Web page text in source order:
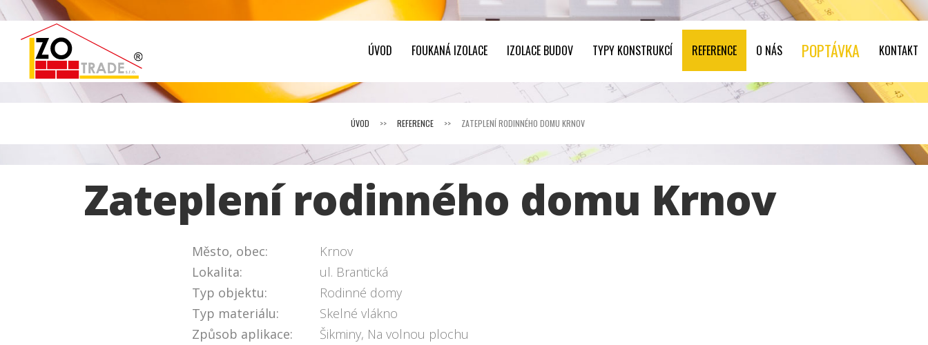
ÚVOD FOUKANÁ IZOLACE IZOLACE BUDOV TYPY KONSTRUKCÍ REFERENCE O NÁS POPTÁVKA KONTAKT
ÚVOD >> REFERENCE >> ZATEPLENÍ RODINNÉHO DOMU KRNOV
Zateplení rodinného domu Krnov
Město, obec:
Krnov
Lokalita:
ul. Brantická
Typ objektu:
Rodinné domy
Typ materiálu:
Skelné vlákno
Způsob aplikace:
Šikminy, Na volnou plochu